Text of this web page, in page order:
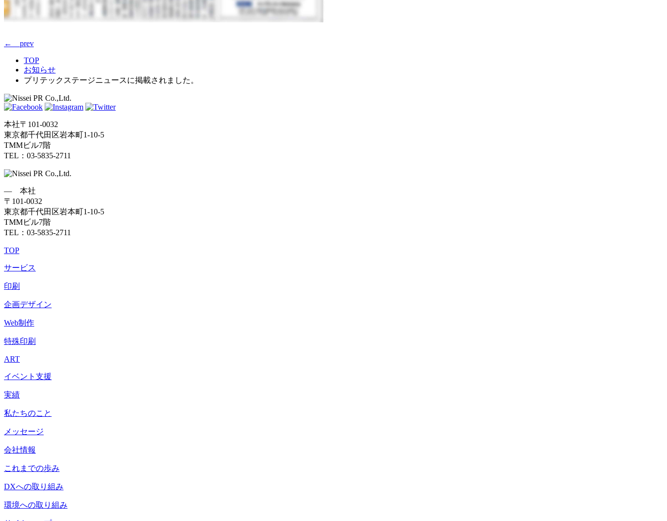
← prev
TOP
お知らせ
プリテックステージニュースに掲載されました。
本社〒101-0032
東京都千代田区岩本町1-10-5
TMMビル7階
TEL：03-5835-2711
― 本社
〒101-0032
東京都千代田区岩本町1-10-5
TMMビル7階
TEL：03-5835-2711
TOP
サービス
印刷
企画デザイン
Web制作
特殊印刷
ART
イベント支援
実績
私たちのこと
メッセージ
会社情報
これまでの歩み
DXへの取り組み
環境への取り組み